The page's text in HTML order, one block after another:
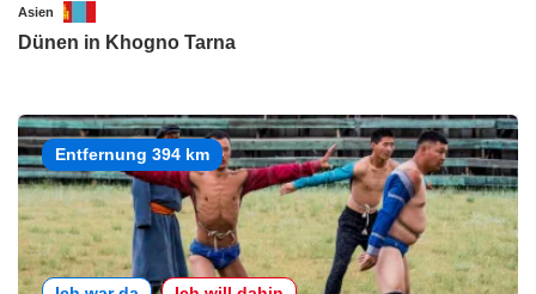
Asien
Dünen in Khogno Tarna
Entfernung 394 km